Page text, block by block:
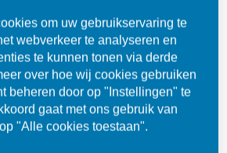
om uw gebruikservaring te
webverkeer te analyseren en
te kunnen tonen via derde
over hoe wij cookies gebruiken
beheren door op "Instellingen" te
gaat met ons gebruik van
"Alle cookies toestaan".